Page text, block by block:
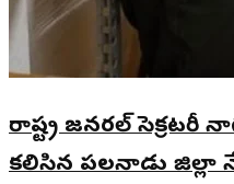
రాష్ట్ర జనరల్ సెక్రటరీ
కలిసిన పలనాడు జిల్లా